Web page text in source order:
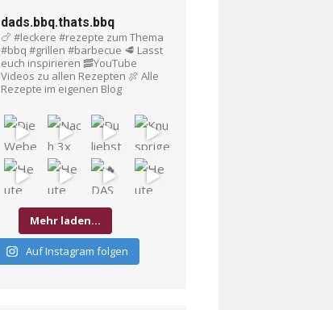
dads.bbq.thats.bbq
🍗 #leckere #rezepte zum Thema
#bbq #grillen #barbecue 🥩 Lasst
euch inspirieren 🥓YouTube
Videos zu allen Rezepten 🍖 Alle
Rezepte im eigenen Blog
Mehr laden…
Auf Instagram folgen